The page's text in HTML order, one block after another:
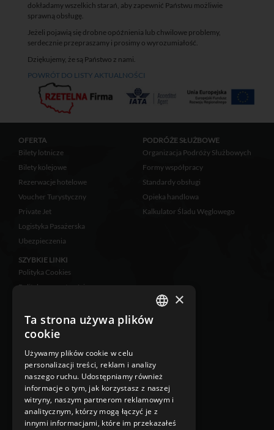
dokładamy wszelkich starań, aby zapewnić Państwu możliwie
sprawną obsługę.
Jeżeli pojawią się drobne opóźnienia lub chwilowe problemy,
serdecznie przepraszamy i prosimy o wyrozumiałość.
Dziękujemy, że są Państwo z nami.
POWRÓT DO LISTY AKTUALNOŚCI
OFERTA
Bilety lotnicze
Bilety kolejowe
Rezerwacje hotelowe
Voucher Turystyczny
Private Jet
Logistyka Pasażerska
Ubezpieczenia
PODRÓŻE SŁUŻBOWE
Organizacja Podróży Służbowych
Formy współpracy
Standardy obsługi
Opieka handlowa
Kalkulator Śladu Węglowego
SZYBKIE LINKI
Polityka Cookies
Polityka prywatności
Klauzula informacyjna
RODO
Klauzula Informacyjna w
przypadku zbierania danych
osobowych niebezpośrednio od
osoby, której dane dotyczą
Klauzula Informacyjna w
przypadku zbierania danych
×
Ta strona używa plików
cookie
Używamy plików cookie w celu
personalizacji treści, reklam i analizy
naszego ruchu. Udostępniamy również
informacje o tym, jak korzystasz z naszej
witryny, naszym partnerom reklamowym i
analitycznym, którzy mogą łączyć je z
innymi informacjami, które im przekazałeś